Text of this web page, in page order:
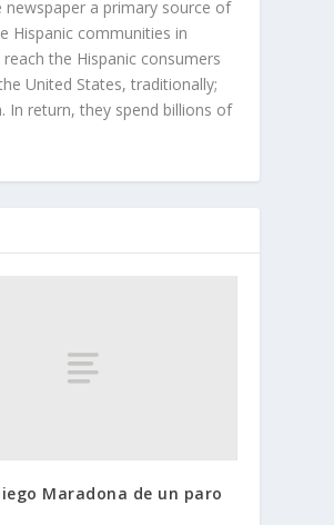
a primary source of
Hispanic communities in
the Hispanic consumers
United States, traditionally;
In return, they spend billions of
Maradona de un paro